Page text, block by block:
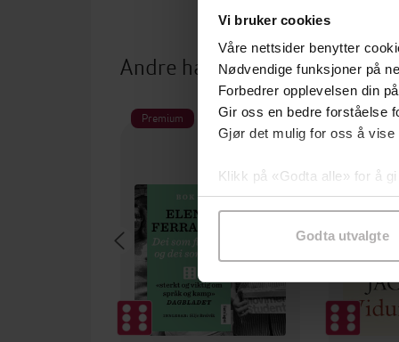
Vi bruker cookies
Våre nettsider benytter
Nødvendige funksjoner på
Forbedrer opplevelsen din
Gir oss en bedre forståelse
Gjør det mulig for oss å
Klikk på «Godta alle» for å
samtykke til spesifikke
Godta utvalgte
Andre har også kjøpt
Premium Premium